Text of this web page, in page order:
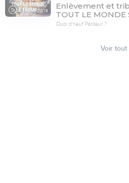
78:19
Enlèvement et
TOUT LE MONDE
Quoi d'neuf Pasteur ?
Voir tout